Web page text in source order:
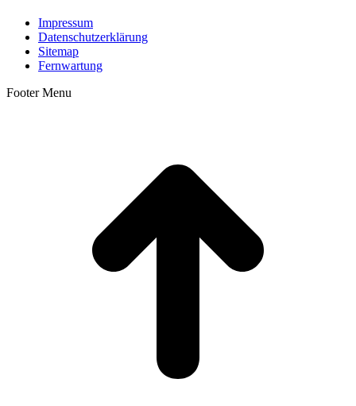
Impressum
Datenschutzerklärung
Sitemap
Fernwartung
Footer Menu